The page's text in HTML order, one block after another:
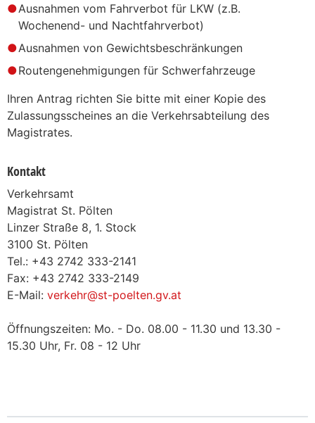
Ausnahmen vom Fahrverbot für LKW (z.B.
Wochenend- und Nachtfahrverbot)
Ausnahmen von Gewichtsbeschränkungen
Routengenehmigungen für Schwerfahrzeuge
Ihren Antrag richten Sie bitte mit einer Kopie des
Zulassungsscheines an die Verkehrsabteilung des
Magistrates.
Kontakt
Verkehrsamt
Magistrat St. Pölten
Linzer Straße 8, 1. Stock
3100 St. Pölten
Tel.: +43 2742 333-2141
Fax: +43 2742 333-2149
E-Mail: verkehr@st-poelten.gv.at
Öffnungszeiten: Mo. - Do. 08.00 - 11.30 und 13.30 -
15.30 Uhr, Fr. 08 - 12 Uhr